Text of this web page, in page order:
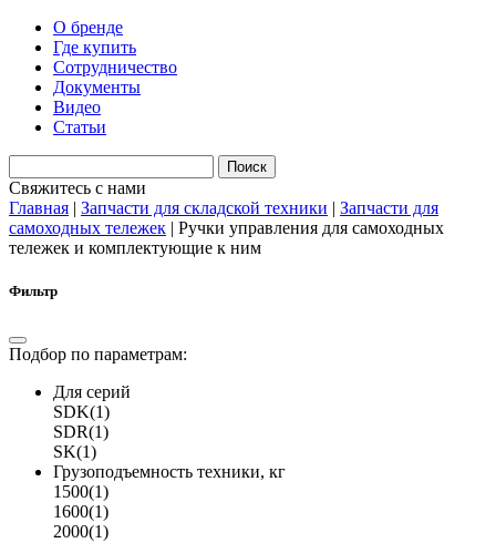
О бренде
Где купить
Сотрудничество
Документы
Видео
Статьи
Свяжитесь с нами
Главная | Запчасти для складской техники | Запчасти для
самоходных тележек | Ручки управления для самоходных
тележек и комплектующие к ним
Фильтр
Подбор по параметрам:
Для серий
SDK(1)
SDR(1)
SK(1)
Грузоподъемность техники, кг
1500(1)
1600(1)
2000(1)